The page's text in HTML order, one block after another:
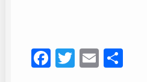
Facebook
TwitterEmail